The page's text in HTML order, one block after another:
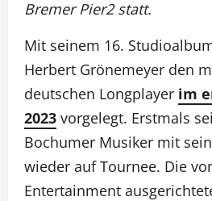
Bremer Pier2 statt.
Mit seinem 16.
Herbert Grönemeyer den
deutschen Longplayer im
2023 vorgelegt. Erstmals
Bochumer Musiker mit
wieder auf Tournee. Die
Entertainment